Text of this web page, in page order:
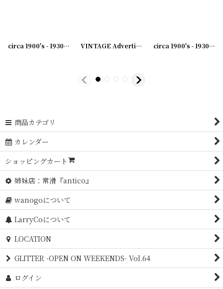
[231003-
VINTAGE Advertising Clip WASHINGTON....アドバタイジング クリップ [
circa 1900's - 1930's Advertising Clip THE SAME YESTERDAY TODAY AND FOREVER...アドバタイジング クリップ circa 1900's - 1930's Advertising Clip HAWKEYE PORTLAND CEMENT CO ...アドバタイジング クリップ
商品カテゴリ
カレンダー
ショッピングカート
姉妹店：常滑『antico』
wanogoについて
LarryCoについて
LOCATION
GLITTER -OPEN ON WEEKENDS- Vol.64
ログイン